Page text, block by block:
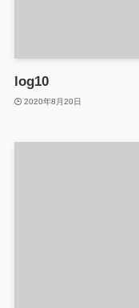
log10
2020年8月20日